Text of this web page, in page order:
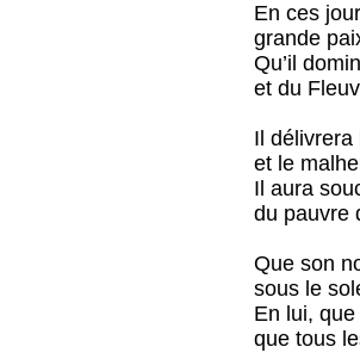
En ces
grande
Qu’il
et du
Il délivrera
et le
Il aura
du pauvre
Que son
sous le
En lui,
que tous